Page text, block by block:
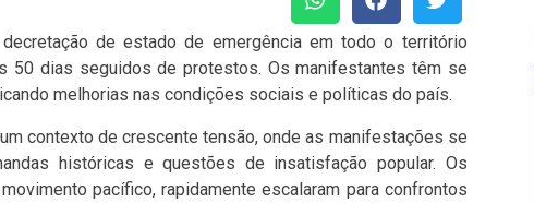
de estado de emergência em todo o território
50 dias seguidos de protestos. Os manifestantes têm se
melhorias nas condições sociais e políticas do país.
contexto de crescente tensão, onde as manifestações se
históricas e questões de insatisfação popular. Os
pacífico, rapidamente escalaram para confrontos